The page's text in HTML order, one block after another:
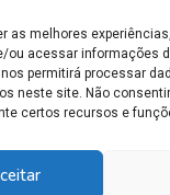
as melhores
ou acessar informações
permitirá processar
neste site. Não
certos recursos e
pra